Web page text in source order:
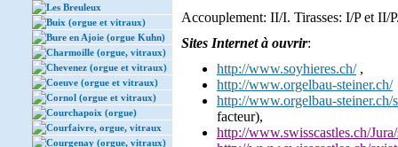
Les Breuleux
Buix (orgue et vitraux)
Bure en Ajoie (orgue Kuhn)
Charmoille (orgue, vitraux)
Chevenez (orgue et vitraux)
Coeuve (orgue et vitraux)
Cornol (orgue et vitraux)
Courchapoix (orgue)
Courfaivre, orgue, vitraux
Courgenay (orgue, vitraux)
Accouplement: II/I. Tirasses: I/P et II/
Sites Internet à ouvrir:
http://www.soyhieres.ch/,
http://www.orgelbau-steiner.ch/
http://www.orgelbau-steiner.ch/
facteur),
http://www.swisscastles.ch/